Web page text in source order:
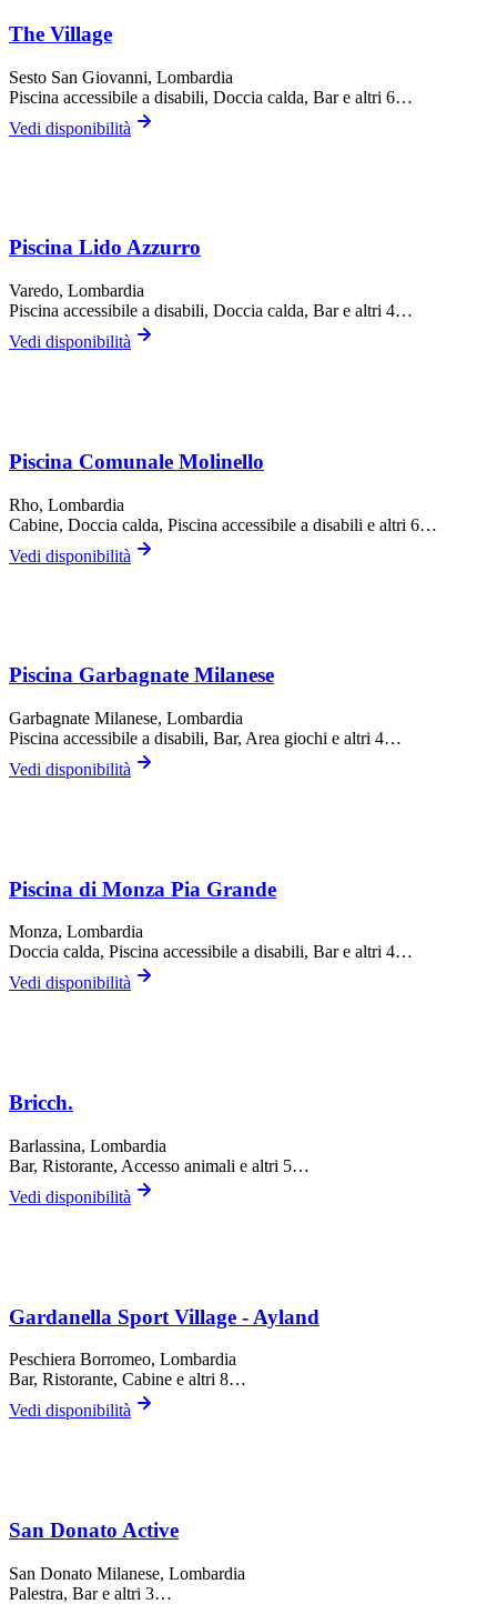
The Village
Sesto San Giovanni, Lombardia
Piscina accessibile a disabili, Doccia calda, Bare altri 6…
Vedi disponibilità
Piscina Lido Azzurro
Varedo, Lombardia
Piscina accessibile a disabili, Doccia calda, Bare altri 4…
Vedi disponibilità
Piscina Comunale Molinello
Rho, Lombardia
Cabine, Doccia calda, Piscina accessibile a disabili e altri 6…
Vedi disponibilità
Piscina Garbagnate Milanese
Garbagnate Milanese, Lombardia
Piscina accessibile a disabili, Bar, Area giochi e altri 4…
Vedi disponibilità
Piscina di Monza Pia Grande
Monza, Lombardia
Doccia calda, Piscina accessibile a disabili, Bare altri 4…
Vedi disponibilità
Bricch.
Barlassina, Lombardia
Bar, Ristorante, Accesso animali e altri 5…
Vedi disponibilità
Gardanella Sport Village - Ayland
Peschiera Borromeo, Lombardia
Bar, Ristorante, Cabine e altri 8…
Vedi disponibilità
San Donato Active
San Donato Milanese, Lombardia
Palestra, Bare altri 3…